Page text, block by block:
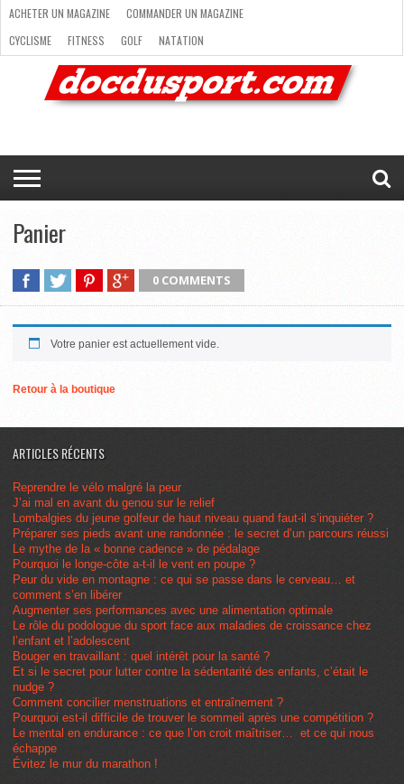
ACHETER
MAGAZINE
COMMANDER
UN
MAGAZINE
CYCLISME
FITNESS
GOLF
NATATION
RANDONNÉE
RUNNING
SKI
TRAIL
RUNNING
TRIATHLON
VOILE
NEWSLETTER
MAG’
EN
LIGNE
NOUS
CONTACTER
ACHETER UN MAGAZINE
COMMANDER UN MAGAZINE
CYCLISME
FITNESS GOLF
NATATION
RANDONNÉE
RUNNING SKI
TRAIL RUNNING
TRIATHLON
VOILE NEWSLETTER
MAG’ EN LIGNE
Panier
0 COMMENTS
Votre panier est actuellement vide.
Retour à la boutique
ARTICLES RÉCENTS
Reprendre le vélo malgré la peur
J’ai mal en avant du genou sur le relief
Lombalgies du jeune golfeur de haut niveau quand faut-il s’inquiéter ?
Préparer ses pieds avant une randonnée : le secret d’un parcours réussi
Le mythe de la « bonne cadence » de pédalage
Pourquoi le longe-côte a-t-il le vent en poupe ?
Peur du vide en montagne : ce qui se passe dans le cerveau… et
comment s’en libérer
Augmenter ses performances avec une alimentation optimale
Le rôle du podologue du sport face aux maladies de croissance chez
l’enfant et l’adolescent
Bouger en travaillant : quel intérêt pour la santé ?
Et si le secret pour lutter contre la sédentarité des enfants, c’était le
nudge ?
Comment concilier menstruations et entraînement ?
Pourquoi est-il difficile de trouver le sommeil après une compétition ?
Le mental en endurance : ce que l’on croit maîtriser… et ce qui nous
échappe
Évitez le mur du marathon !